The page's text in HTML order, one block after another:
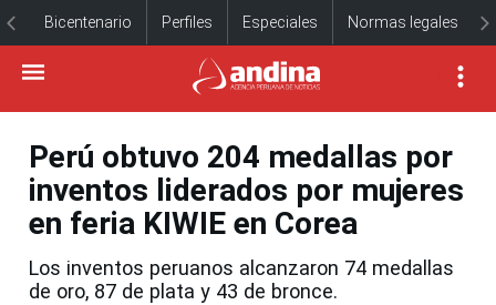
Bicentenario Perfiles Especiales Normas legales
Perú obtuvo 204 medallas por
inventos liderados por mujeres
en feria KIWIE en Corea
Los inventos peruanos alcanzaron 74 medallas
de oro, 87 de plata y 43 de bronce.